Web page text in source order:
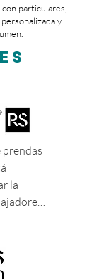
particulares,
y
prendas
la